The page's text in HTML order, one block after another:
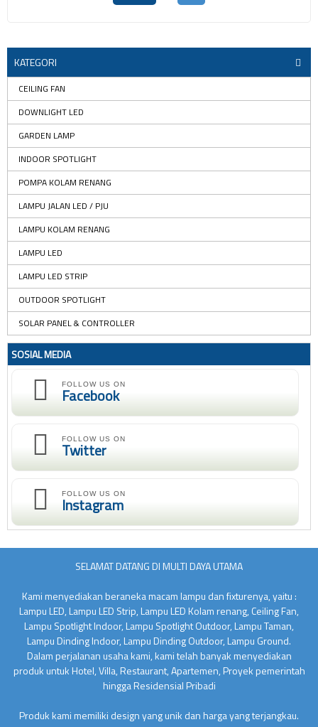
KATEGORI
CEILING FAN
DOWNLIGHT LED
GARDEN LAMP
INDOOR SPOTLIGHT
POMPA KOLAM RENANG
LAMPU JALAN LED / PJU
LAMPU KOLAM RENANG
LAMPU LED
LAMPU LED STRIP
OUTDOOR SPOTLIGHT
SOLAR PANEL & CONTROLLER
SOSIAL MEDIA
FOLLOW US ON
Facebook
FOLLOW US ON
Twitter
FOLLOW US ON
Instagram
SELAMAT DATANG DI MULTI DAYA UTAMA
Kami menyediakan beraneka macam lampu dan fixturenya, yaitu :
Lampu LED, Lampu LED Strip, Lampu LED Kolam renang, Ceiling Fan,
Lampu Spotlight Indoor, Lampu Spotlight Outdoor, Lampu Taman,
Lampu Dinding Indoor, Lampu Dinding Outdoor, Lampu Ground.
Dalam perjalanan usaha kami, kami telah banyak menyediakan
produk untuk Hotel, Villa, Restaurant, Apartemen, Proyek pemerintah
hingga Residensial Pribadi
Produk kami memiliki design yang unik dan harga yang terjangkau.